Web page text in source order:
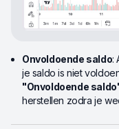
Onvoldoende saldo:
je saldo is niet
"Onvoldoende
herstellen zodra je